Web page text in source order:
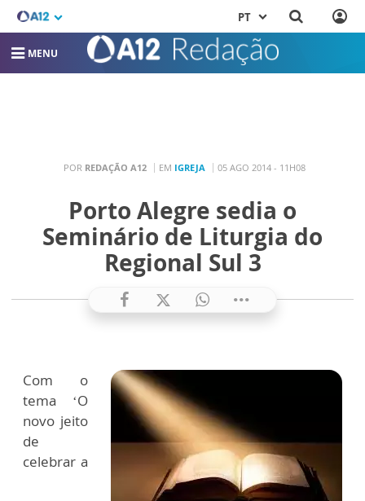
PT
MENU
POR REDAÇÃO A12 EM IGREJA 05 AGO 2014 - 11H08
Porto Alegre sedia o
Seminário de Liturgia do
Regional Sul 3
Com o
tema ‘O
novo jeito
de
celebrar a